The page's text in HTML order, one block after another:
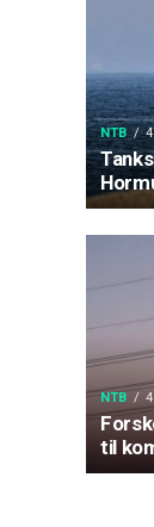
NTB
NTB
til